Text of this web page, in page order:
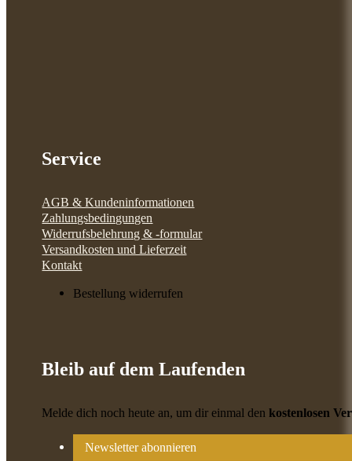
Service
AGB & Kundeninformationen
Zahlungsbedingungen
Widerrufsbelehrung & -formular
Versandkosten und Lieferzeit
Kontakt
Bestellung widerrufen
Bleib auf dem Laufenden
Melde dich noch heute an, um dir einmal denkostenlosen
Newsletter abonnieren